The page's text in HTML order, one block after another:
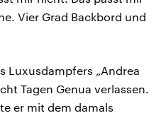
Vier Grad Backbord und
Luxusdampfers „Andrea
Tagen Genua verlassen.
er mit dem damals